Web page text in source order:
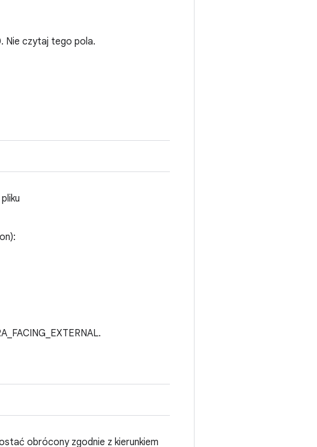
Nie czytaj tego pola.
obrócony zgodnie z kierunkiem